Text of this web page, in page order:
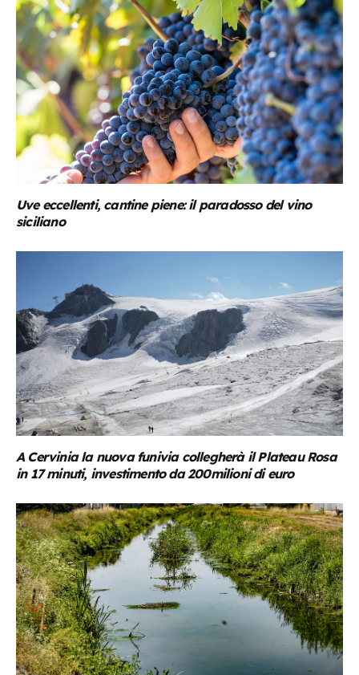
Uve eccellenti, cantine piene: il paradosso del vino
siciliano
A Cervinia la nuova funivia collegherà il Plateau Rosa
in 17 minuti, investimento da 200milioni di euro